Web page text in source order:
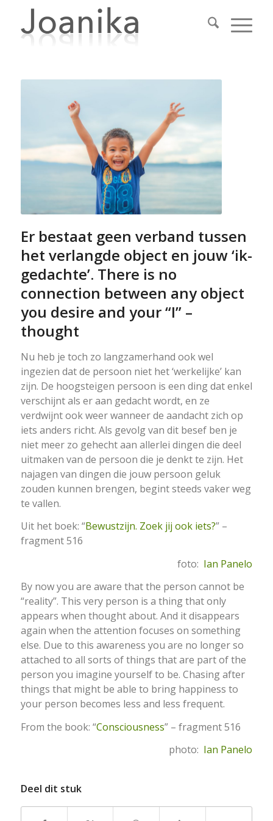
Er bestaat geen verband tussen
het verlangde object en jouw ‘ik-
gedachte’. There is no
connection between any object
you desire and your “I” –
thought
Nu heb je toch zo langzamerhand ook wel
ingezien dat de persoon niet het ‘werkelijke’ kan
zijn. De hoogsteigen persoon is een ding dat enkel
verschijnt als er aan gedacht wordt, en ze
verdwijnt ook weer wanneer de aandacht zich op
iets anders richt. Als gevolg van dit besef ben je
niet meer zo gehecht aan allerlei dingen die deel
uitmaken van de persoon die je denkt te zijn. Het
najagen van dingen die jouw persoon geluk
zouden kunnen brengen, begint steeds vaker weg
te vallen.
Uit het boek: “Bewustzijn. Zoek jij ook iets?” –
fragment 516
foto: Ian Panelo
By now you are aware that the person cannot be
“reality”. This very person is a thing that only
appears when thought about. And it disappears
again when the attention focuses on something
else. Due to this awareness you are no longer so
attached to all sorts of things that are part of the
person you imagine yourself to be. Chasing after
things that might be able to bring happiness to
your person becomes less and less frequent.
From the book: “Consciousness” – fragment 516
photo: Ian Panelo
Deel dit stuk